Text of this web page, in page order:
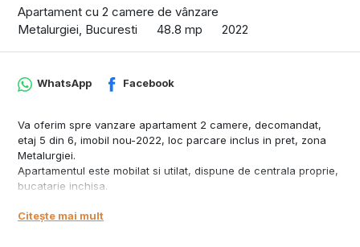
Apartament cu 2 camere de vânzare
Metalurgiei, Bucuresti
48.8 mp 2022
WhatsApp Facebook
Va oferim spre vanzare apartament 2 camere, decomandat,
etaj 5 din 6, imobil nou-2022, loc parcare inclus in pret, zona
Metalurgiei.
Apartamentul este mobilat si utilat, dispune de centrala proprie,
bucatarie inchisa.
Berceni.
Citește mai mult